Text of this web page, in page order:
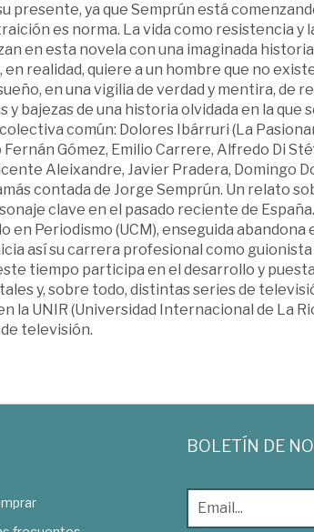
presente, ya que Semprún está
es norma. La vida como resistencia
en esta novela con una imaginada
en realidad, quiere a un hombre que no
en una vigilia de verdad y mentira, de
y bajezas de una historia olvidada en la
común: Dolores Ibárruri (La
Fernán Gómez, Emilio Carrere, Alfredo Di
Aleixandre, Javier Pradera, Domingo
contada de Jorge Semprún. Un relato
clave en el pasado reciente de
en Periodismo (UCM), enseguida
así su carrera profesional como
tiempo participa en el desarrollo y
y, sobre todo, distintas series de
la UNIR (Universidad Internacional de La
televisión.
BOLETÍN DE